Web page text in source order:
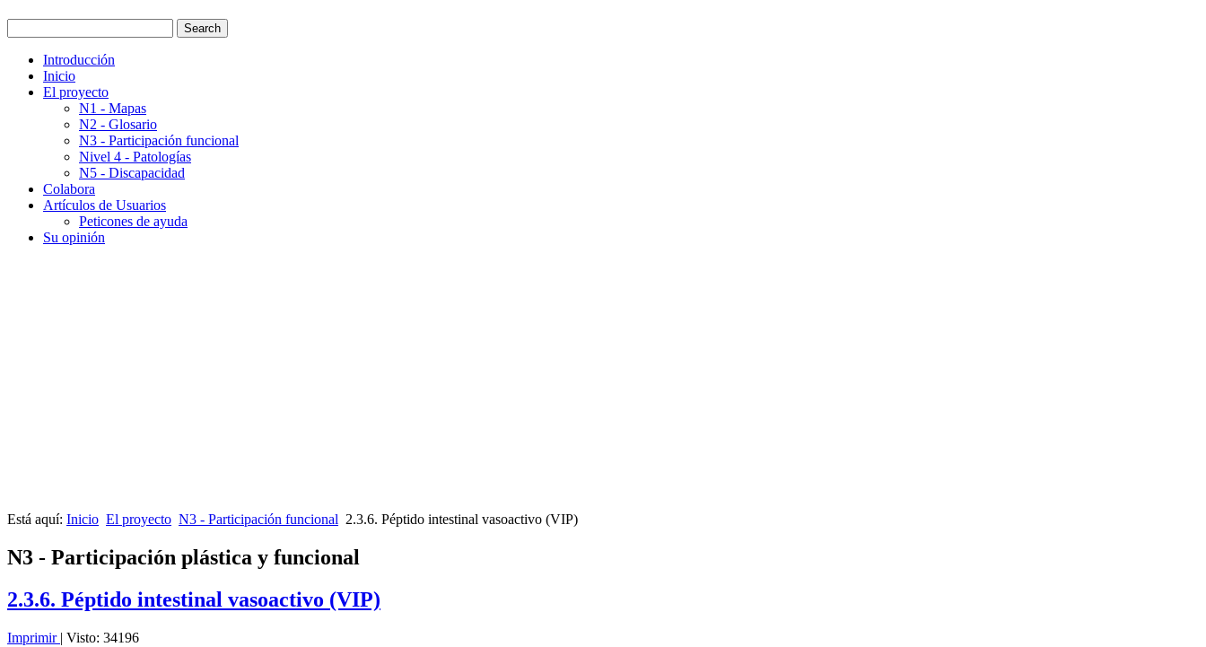
Introducción
Inicio
El proyecto
N1 - Mapas
N2 - Glosario
N3 - Participación funcional
Nivel 4 - Patologías
N5 - Discapacidad
Colabora
Artículos de Usuarios
Peticones de ayuda
Su opinión
Está aquí: Inicio El proyecto N3 - Participación funcional 2.3.6. Péptido intestinal vasoactivo (VIP)
N3 - Participación plástica y funcional
2.3.6. Péptido intestinal vasoactivo (VIP)
Imprimir | Visto: 34196